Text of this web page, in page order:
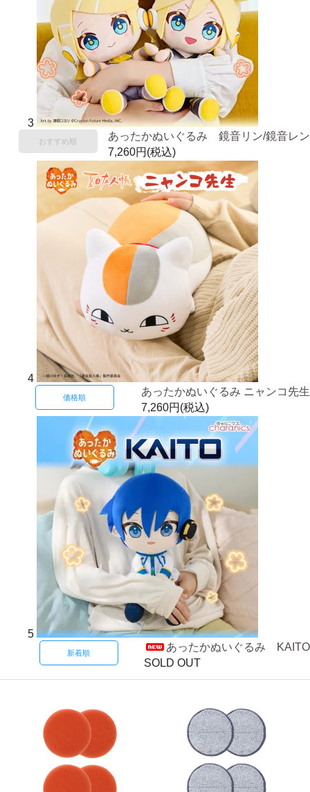
3
あったかぬいぐるみ 鏡音リン/鏡音レン
7,260円(税込)
4
あったかぬいぐるみ ニャンコ先生
7,260円(税込)
5
あったかぬいぐるみ KAITO
SOLD OUT
おすすめ順
価格順
新着順